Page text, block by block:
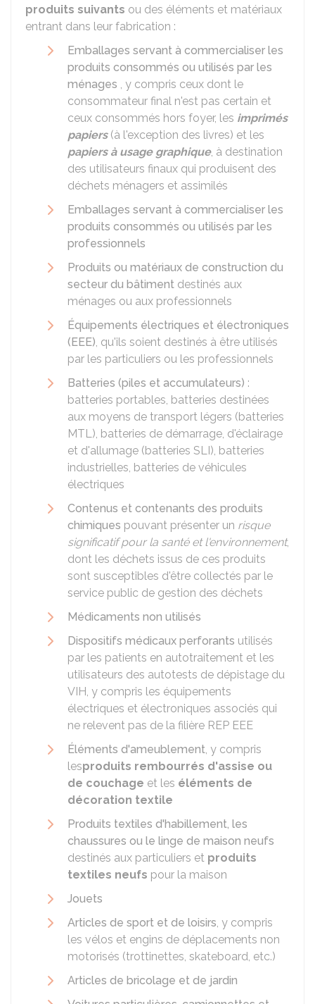
produits suivants ou des éléments et matériaux
entrant dans leur fabrication :
Emballages servant à commercialiser les
produits consommés ou utilisés par les
ménages , y compris ceux dont le
consommateur final n'est pas certain et
ceux consommés hors foyer, les imprimés
papiers(à l'exception des livres) et les
papiers à usage graphique, à destination
des utilisateurs finaux qui produisent des
déchets ménagers et assimilés
Emballages servant à commercialiser les
produits consommés ou utilisés par les
professionnels
Produits ou matériaux de construction du
secteur du bâtiment destinés aux
ménages ou aux professionnels
Équipements électriques et électroniques
(EEE), qu'ils soient destinés à être utilisés
par les particuliers ou les professionnels
Batteries (piles et accumulateurs) :
batteries portables, batteries destinées
aux moyens de transport légers (batteries
MTL), batteries de démarrage, d'éclairage
et d'allumage (batteries SLI), batteries
industrielles, batteries de véhicules
électriques
Contenus et contenants des produits
chimiques pouvant présenter un risque
significatif pour la santé et l'environnement,
dont les déchets issus de ces produits
sont susceptibles d'être collectés par le
service public de gestion des déchets
Médicaments non utilisés
Dispositifs médicaux perforants utilisés
par les patients en autotraitement et les
utilisateurs des autotests de dépistage du
VIH, y compris les équipements
électriques et électroniques associés qui
ne relevent pas de la filière REP EEE
Éléments d'ameublement, y compris
lesproduits rembourrés d'assise ou
de couchage et les éléments de
décoration textile
Produits textiles d'habillement, les
chaussures ou le linge de maison neufs
destinés aux particuliers et produits
textiles neufs pour la maison
Jouets
Articles de sport et de loisirs, y compris
les vélos et engins de déplacements non
motorisés (trottinettes, skateboard, etc.)
Articles de bricolage et de jardin